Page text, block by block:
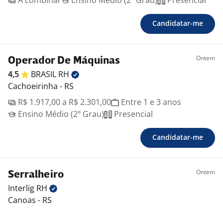
Candidatar-me
Operador De Máquinas Ontem
4,5 BRASIL RH
Cachoeirinha - RS
R$ 1.917,00 a R$ 2.301,00
Entre 1 e 3 anos
Ensino Médio (2º Grau)
Presencial
Candidatar-me
Serralheiro Ontem
Interlig RH
Canoas - RS